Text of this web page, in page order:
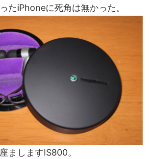
たiPhoneに死角は無かった。
ましますIS800。